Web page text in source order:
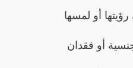
أو لمسها
أو فقدان